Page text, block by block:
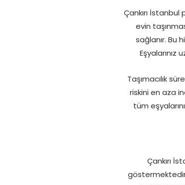
Çankırı
evin
sağlanır. Bu
Taşımacılık
riskini en aza
tüm
Çankırı